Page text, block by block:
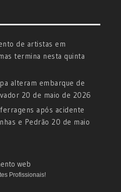
de artistas em
termina nesta quinta
alteram embarque de
20 de maio de 2026
após acidente
e Pedrão 20 de maio
Profissionais!